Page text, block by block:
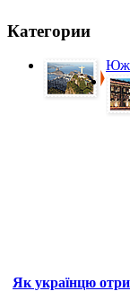
Категории
Як українцю